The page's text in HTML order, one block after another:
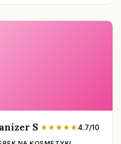
S ★★★★★4.7/10